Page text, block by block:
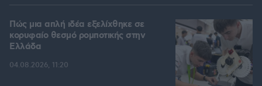
Πώς μια απλή ιδέα εξελίχθηκε σε
κορυφαίο θεσμό ρομποτικής στην
Ελλάδα
04.08.2026, 11:20